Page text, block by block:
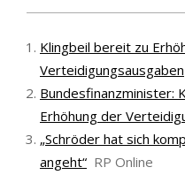
Klingbeil bereit zu
Verteidigungsausgaben
Bundesfinanzminister:
Erhöhung der
„Schröder hat sich
angeht“ RP Online